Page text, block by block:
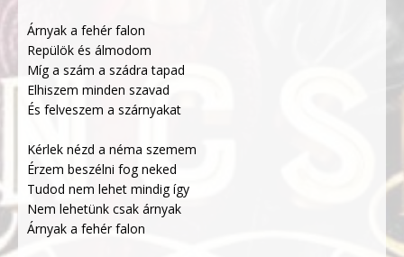
Árnyak a fehér falon
Repülök és álmodom
Míg a szám a szádra tapad
Elhiszem minden szavad
És felveszem a szárnyakat
Kérlek nézd a néma szemem
Érzem beszélni fog neked
Tudod nem lehet mindig így
Nem lehetünk csak árnyak
Árnyak a fehér falon